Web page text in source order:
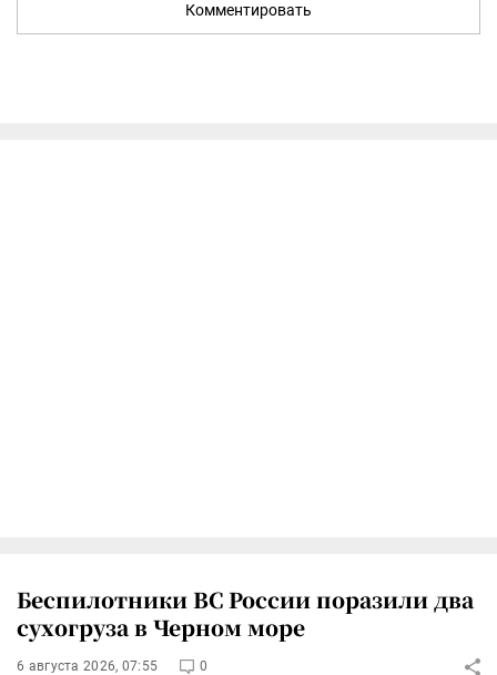
Комментировать
Беспилотники ВС России поразили два
сухогруза в Черном море
6 августа 2026, 07:55 0